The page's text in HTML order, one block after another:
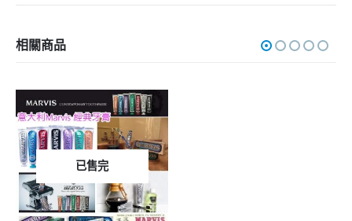
相關商品
已售完